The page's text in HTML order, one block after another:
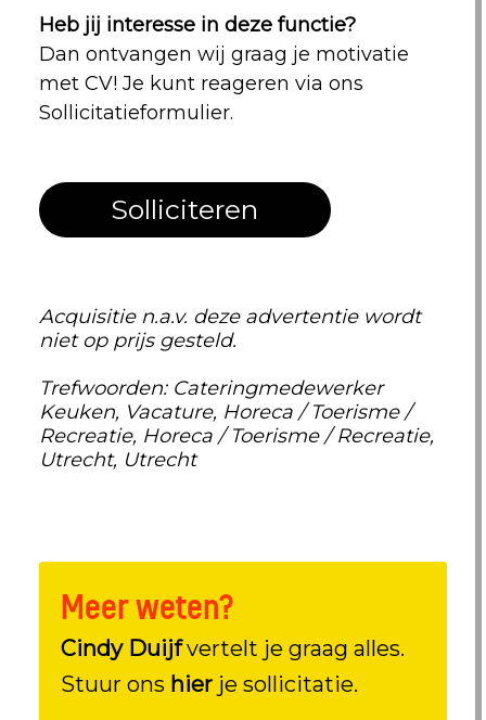
Heb jij interesse in deze functie?
Dan ontvangen wij graag je motivatie
met CV! Je kunt reageren via ons
Sollicitatieformulier.
Solliciteren
Acquisitie n.a.v. deze advertentie wordt
niet op prijs gesteld.
Trefwoorden: Cateringmedewerker
Keuken, Vacature, Horeca / Toerisme /
Recreatie, Horeca / Toerisme / Recreatie,
Utrecht, Utrecht
Meer weten?
Cindy Duijfvertelt je graag alles.
Stuur ons hier je sollicitatie.